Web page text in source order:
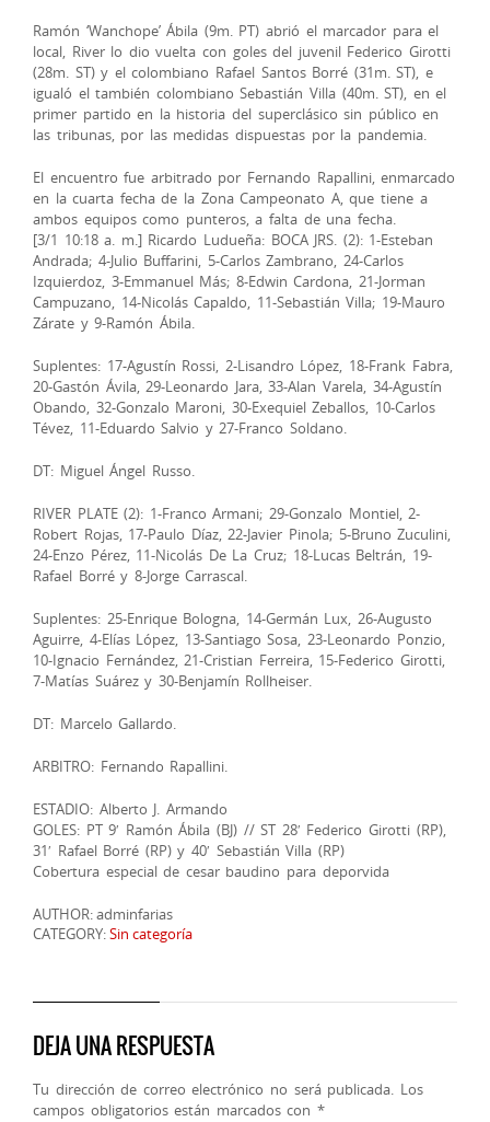
Ramón ‘Wanchope’ Ábila (9m. PT) abrió el marcador para el
local, River lo dio vuelta con goles del juvenil Federico Girotti
(28m. ST) y el colombiano Rafael Santos Borré (31m. ST), e
igualó el también colombiano Sebastián Villa (40m. ST), en el
primer partido en la historia del superclásico sin público en
las tribunas, por las medidas dispuestas por la pandemia.
El encuentro fue arbitrado por Fernando Rapallini, enmarcado
en la cuarta fecha de la Zona Campeonato A, que tiene a
ambos equipos como punteros, a falta de una fecha.
[3/1 10:18 a. m.] Ricardo Ludueña: BOCA JRS. (2): 1-Esteban
Andrada; 4-Julio Buffarini, 5-Carlos Zambrano, 24-Carlos
Izquierdoz, 3-Emmanuel Más; 8-Edwin Cardona, 21-Jorman
Campuzano, 14-Nicolás Capaldo, 11-Sebastián Villa; 19-Mauro
Zárate y 9-Ramón Ábila.
Suplentes: 17-Agustín Rossi, 2-Lisandro López, 18-Frank Fabra,
20-Gastón Ávila, 29-Leonardo Jara, 33-Alan Varela, 34-Agustín
Obando, 32-Gonzalo Maroni, 30-Exequiel Zeballos, 10-Carlos
Tévez, 11-Eduardo Salvio y 27-Franco Soldano.
DT: Miguel Ángel Russo.
RIVER PLATE (2): 1-Franco Armani; 29-Gonzalo Montiel, 2-
Robert Rojas, 17-Paulo Díaz, 22-Javier Pinola; 5-Bruno Zuculini,
24-Enzo Pérez, 11-Nicolás De La Cruz; 18-Lucas Beltrán, 19-
Rafael Borré y 8-Jorge Carrascal.
Suplentes: 25-Enrique Bologna, 14-Germán Lux, 26-Augusto
Aguirre, 4-Elías López, 13-Santiago Sosa, 23-Leonardo Ponzio,
10-Ignacio Fernández, 21-Cristian Ferreira, 15-Federico Girotti,
7-Matías Suárez y 30-Benjamín Rollheiser.
DT: Marcelo Gallardo.
ARBITRO: Fernando Rapallini.
ESTADIO: Alberto J. Armando
GOLES: PT 9′ Ramón Ábila (BJ) // ST 28′ Federico Girotti (RP),
31′ Rafael Borré (RP) y 40′ Sebastián Villa (RP)
Cobertura especial de cesar baudino para deporvida
AUTHOR: adminfarias
CATEGORY:Sin categoría
DEJA UNA RESPUESTA
Tu dirección de correo electrónico no será publicada. Los
campos obligatorios están marcados con *